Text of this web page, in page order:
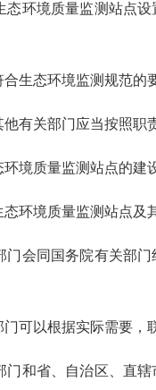
环境质量监测站点
生态环境监测规范的
关部门应当按照职
境质量监测站点的建
环境质量监测站点及
会同国务院有关部门
可以根据实际需要，
和省、自治区、直